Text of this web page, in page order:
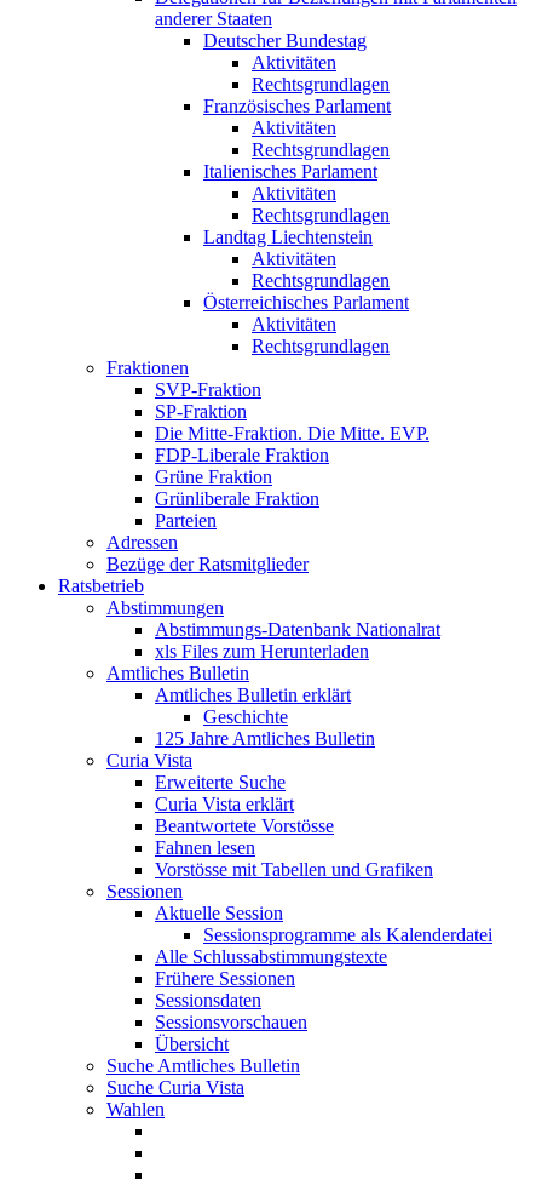
anderer Staaten
Deutscher Bundestag
Aktivitäten
Rechtsgrundlagen
Französisches Parlament
Aktivitäten
Rechtsgrundlagen
Italienisches Parlament
Aktivitäten
Rechtsgrundlagen
Landtag Liechtenstein
Aktivitäten
Rechtsgrundlagen
Österreichisches Parlament
Aktivitäten
Rechtsgrundlagen
Fraktionen
SVP-Fraktion
SP-Fraktion
Die Mitte-Fraktion. Die Mitte. EVP.
FDP-Liberale Fraktion
Grüne Fraktion
Grünliberale Fraktion
Parteien
Adressen
Bezüge der Ratsmitglieder
Ratsbetrieb
Abstimmungen
Abstimmungs-Datenbank Nationalrat
xls Files zum Herunterladen
Amtliches Bulletin
Amtliches Bulletin erklärt
Geschichte
125 Jahre Amtliches Bulletin
Curia Vista
Erweiterte Suche
Curia Vista erklärt
Beantwortete Vorstösse
Fahnen lesen
Vorstösse mit Tabellen und Grafiken
Sessionen
Aktuelle Session
Sessionsprogramme als Kalenderdatei
Alle Schlussabstimmungstexte
Frühere Sessionen
Sessionsdaten
Sessionsvorschauen
Übersicht
Suche Amtliches Bulletin
Suche Curia Vista
Wahlen